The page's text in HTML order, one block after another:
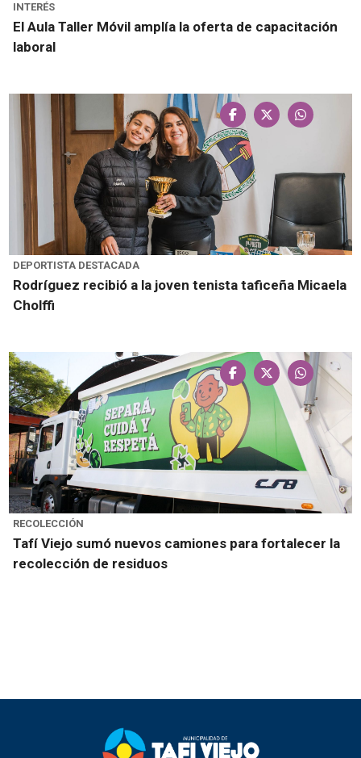
INTERÉS
El Aula Taller Móvil amplía la oferta de capacitación
laboral
DEPORTISTA DESTACADA
Rodríguez recibió a la joven tenista taficeña Micaela
Cholffi
RECOLECCIÓN
Tafí Viejo sumó nuevos camiones para fortalecer la
recolección de residuos